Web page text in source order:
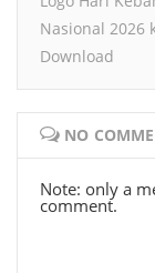
Nasional 2026
Download
NO
Note: only a
comment.